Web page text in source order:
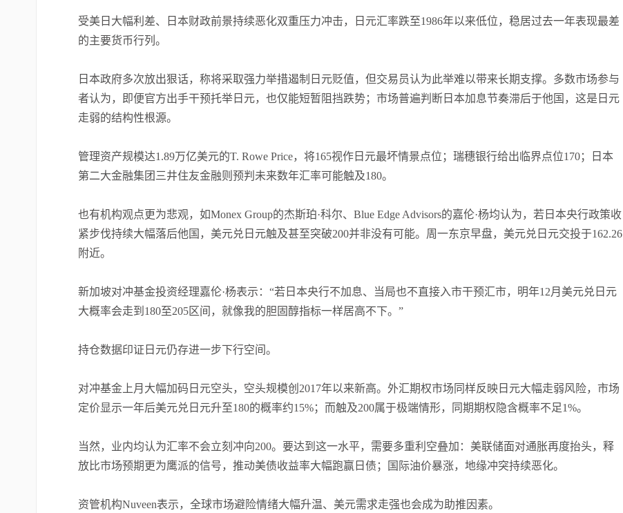
受美日大幅利差、日本财政前景持续恶化双重压力冲击，日元汇率跌至1986年以来低位，稳居过去一年表现最差
的主要货币行列。
日本政府多次放出狠话，称将采取强力举措遏制日元贬值，但交易员认为此举难以带来长期支撑。多数市场参与
者认为，即便官方出手干预托举日元，也仅能短暂阻挡跌势；市场普遍判断日本加息节奏滞后于他国，这是日元
走弱的结构性根源。
管理资产规模达1.89万亿美元的T. Rowe Price，将165视作日元最坏情景点位；瑞穗银行给出临界点位170；日本
第二大金融集团三井住友金融则预判未来数年汇率可能触及180。
也有机构观点更为悲观，如Monex Group的杰斯珀·科尔、Blue Edge Advisors的嘉伦·杨均认为，若日本央行政策收
紧步伐持续大幅落后他国，美元兑日元触及甚至突破200并非没有可能。周一东京早盘，美元兑日元交投于162.26
附近。
新加坡对冲基金投资经理嘉伦·杨表示：“若日本央行不加息、当局也不直接入市干预汇市，明年12月美元兑日元
大概率会走到180至205区间，就像我的胆固醇指标一样居高不下。”
持仓数据印证日元仍存进一步下行空间。
对冲基金上月大幅加码日元空头，空头规模创2017年以来新高。外汇期权市场同样反映日元大幅走弱风险，市场
定价显示一年后美元兑日元升至180的概率约15%；而触及200属于极端情形，同期期权隐含概率不足1%。
当然，业内均认为汇率不会立刻冲向200。要达到这一水平，需要多重利空叠加：美联储面对通胀再度抬头，释
放比市场预期更为鹰派的信号，推动美债收益率大幅跑赢日债；国际油价暴涨，地缘冲突持续恶化。
资管机构Nuveen表示，全球市场避险情绪大幅升温、美元需求走强也会成为助推因素。